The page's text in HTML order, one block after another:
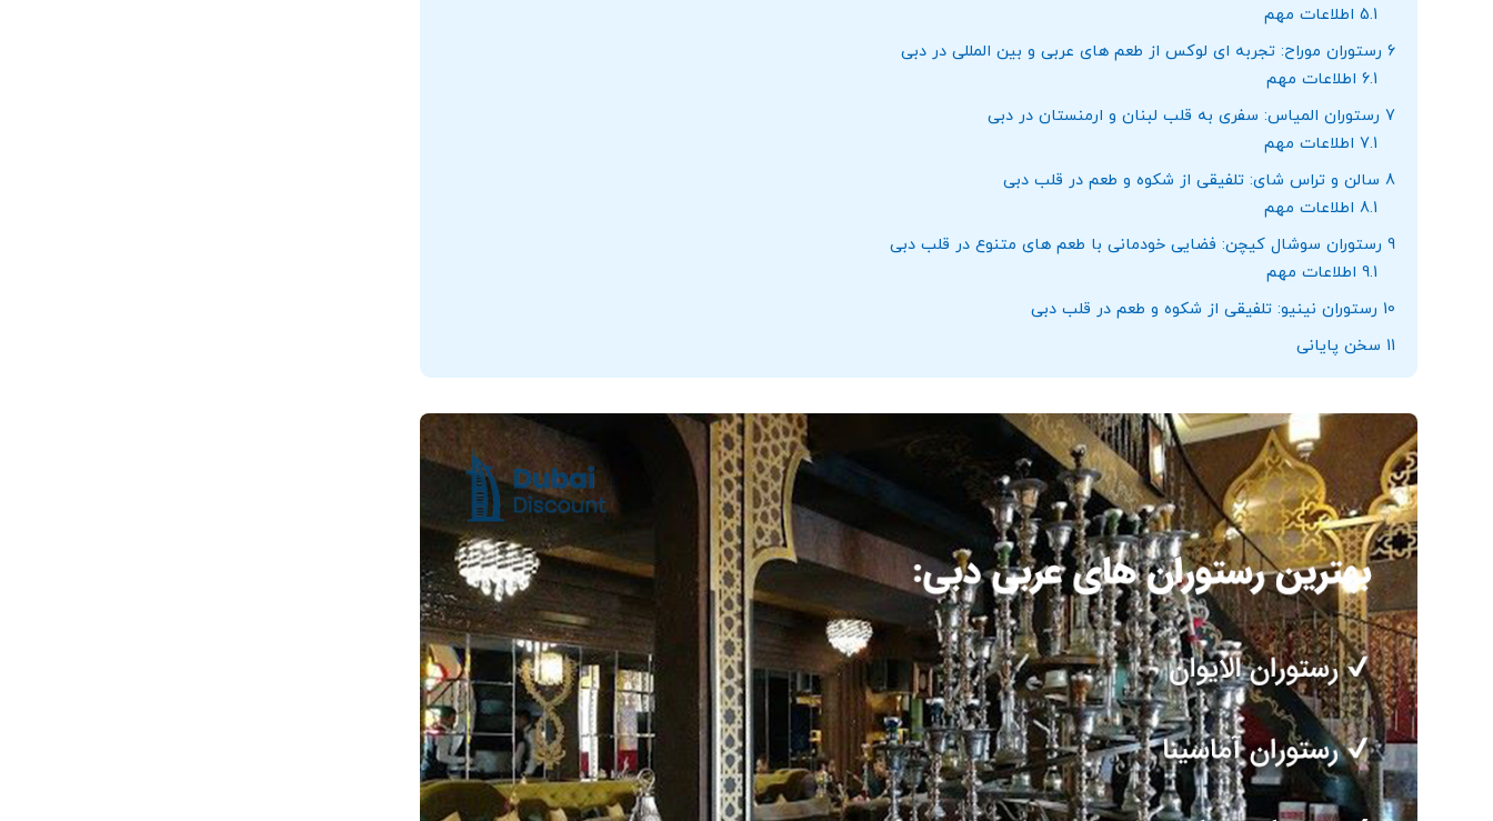
5.1 اطلاعات مهم
6 رستوران موراح: تجربه ‌ای لوکس از طعم‌ های عربی و بین ‌المللی در دبی
6.1 اطلاعات مهم
7 رستوران المیاس: سفری به قلب لبنان و ارمنستان در دبی
7.1 اطلاعات مهم
8 سالن و تراس شای: تلفیقی از شکوه و طعم در قلب دبی
8.1 اطلاعات مهم
9 رستوران سوشال کیچن: فضایی خودمانی با طعم‌ های متنوع در قلب دبی
9.1 اطلاعات مهم
10 رستوران نینیو: تلفیقی از شکوه و طعم در قلب دبی
11 سخن پایانی